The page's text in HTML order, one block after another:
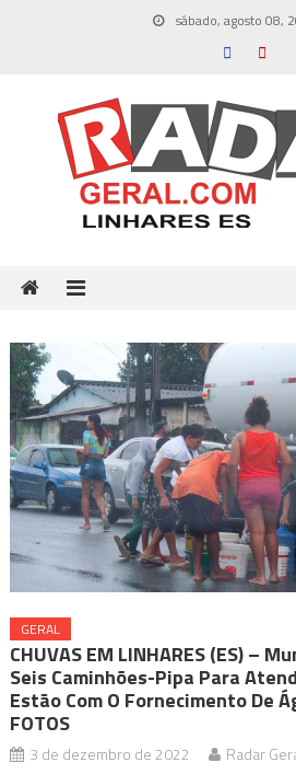
sábado, agosto 08,
GERAL
CHUVAS EM LINHARES (ES) –
Seis Caminhões-Pipa Para
Estão Com O Fornecimento De
FOTOS
3 de dezembro de 2022 Radar